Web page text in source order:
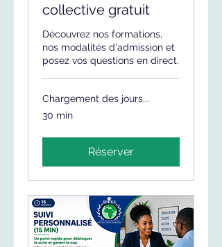
collective gratuit
Découvrez nos formations,
nos modalités d'admission et
posez vos questions en direct.
Chargement des jours...
30 min
Réserver